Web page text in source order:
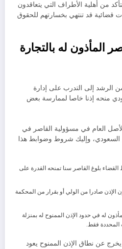
من أهلية الأطراف التي يتعاقدون
قضائية قد تنتهي بخسارتهم للحقوق
المأذون له بالتجارة
الرشد إلى التدرب على إدارة
منحه إذنا خاصا لممارسة بعض
العام في مسؤولية القاصر في
السعودي، وإليك شروط وضوابط هذا
القضاء بلوغ القاصر سنا تمنحه القدرة على
الإذن صادرا من الولي أو بقرار من المحكمة
له في حدود الإذن الممنوح له بمنزلة
المحددة فقط.
عن نطاق الإذن الممنوح يعود